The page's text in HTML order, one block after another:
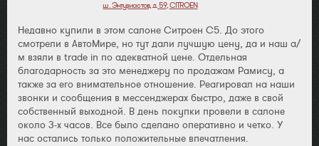
ш. Энтузиастов, д. 59,CITROEN
Недавно купили в этом салоне Ситроен С5. До этого
смотрели в АвтоМире, но тут дали лучшую цену, да и наш а/
м взяли в trade in по адекватной цене. Отдельная
благодарность за это менеджеру по продажам Рамису, а
также за его внимательное отношение. Реагировал на наши
звонки и сообщения в мессенджерах быстро, даже в свой
собственный выходной. В день покупки провели в салоне
около 3-х часов. Все было сделано оперативно и четко. У
нас остались только положительные впечатления.